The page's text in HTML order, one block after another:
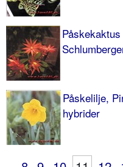
Påskelilje,
hybrider